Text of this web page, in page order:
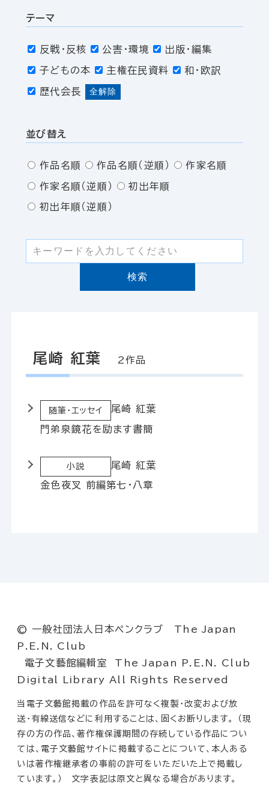
テーマ
反戦・反核 公害・環境 出版・編集
子どもの本 主権在民資料 和・欧訳
歴代会長 全解除
並び替え
作品名順 作品名順（逆順） 作家名順
作家名順（逆順） 初出年順
初出年順（逆順）
検索
尾崎 紅葉 2作品
随筆・エッセイ 尾崎 紅葉
門弟泉鏡花を励ます書簡
小説 尾崎 紅葉
金色夜叉 前編第七・八章
© 一般社団法人日本ペンクラブ The Japan
P.E.N. Club
電子文藝館編輯室 The Japan P.E.N. Club
Digital Library All Rights Reserved
当電子文藝館掲載の作品を許可なく複製・改変および放
送・有線送信などに利用することは、固くお断りします。 （現
存の方の作品、著作権保護期間の存続している作品につい
ては、電子文藝館サイトに掲載することについて、本人ある
いは著作権継承者の事前の許可をいただいた上で掲載し
ています。） 文字表記は原文と異なる場合があります。